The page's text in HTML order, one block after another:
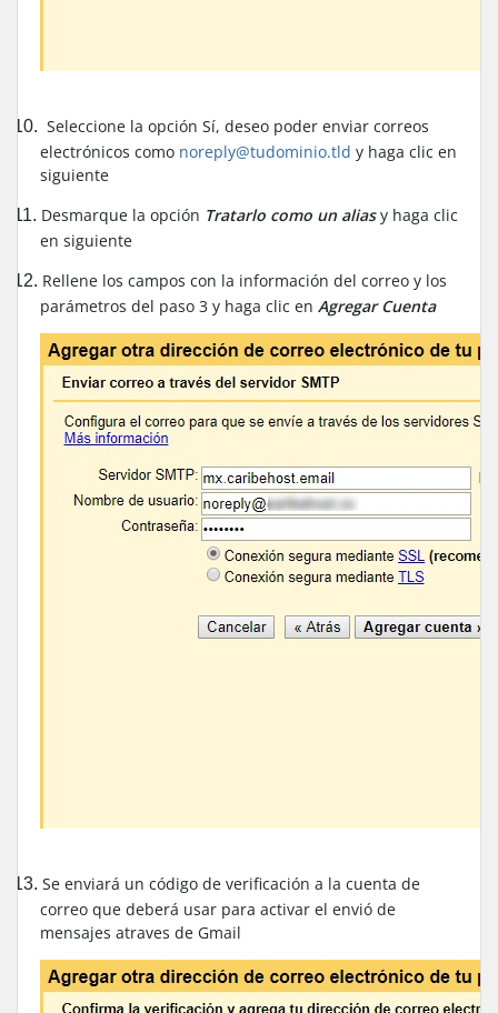
10. Seleccione la opción Sí, deseo poder enviar correos
electrónicos como noreply@tudominio.tld y haga clic en
siguiente
11. Desmarque la opción Tratarlo como un aliasy haga clic
en siguiente
12. Rellene los campos con la información del correo y los
parámetros del paso 3 y haga clic en Agregar Cuenta
13. Se enviará un código de verificación a la cuenta de
correo que deberá usar para activar el envió de
mensajes atraves de Gmail